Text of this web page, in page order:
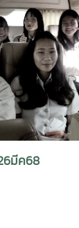
มีค68